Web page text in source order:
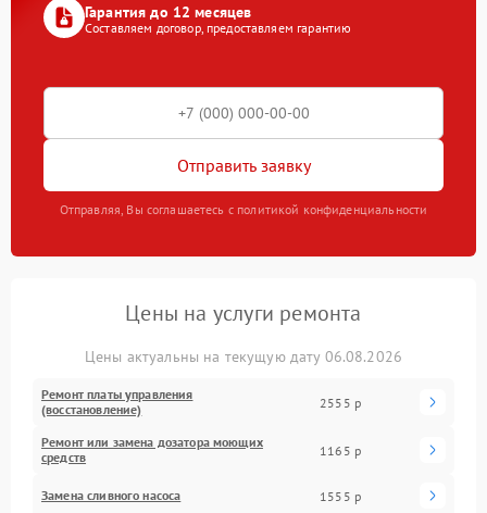
Гарантия до 12 месяцев
Составляем договор, предоставляем гарантию
Отправить заявку
Отправляя, Вы соглашаетесь с политикой конфиденциальности
Цены на услуги ремонта
Цены актуальны на текущую дату 06.08.2026
Ремонт платы управления
(восстановление)
2555 р
Ремонт или замена дозатора моющих
средств
1165 р
Замена сливного насоса 1555 р